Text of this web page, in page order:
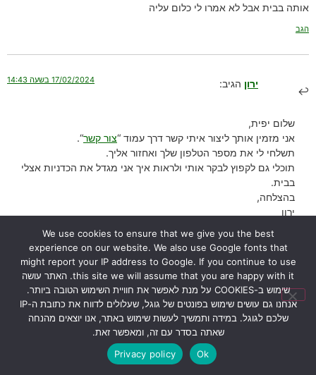
אותה בבית אבל לא אמרו לי כלום עליה
הגב
ירון הגיב: 17/02/2024 בשעה 14:43
שלום יפית,
אני מזמין אותך ליצור איתי קשר דרך עמוד “צור קשר“.
תשלחי לי את מספר הטלפון שלך ואחזור אליך.
תוכלי גם לקפוץ לבקר אותי ולראות איך אני מגדל את הכדניות אצלי
בבית.
בהצלחה,
ירון
אורי דרור הגיב:
שלי נראת טוב ומוציאה עלים חדשים, אבל בכל זאת הגבעול שעליו נוצרים
הכדים משחיר, והעלה עצמו נראה טוב
We use cookies to ensure that we give you the best
experience on our website. We also use Google fonts that
might report your IP address to Google. If you continue to use
this site we will assume that you are happy with it. האתר עושה
שימוש ב-COOKIES על מנת לאפשר את חוויית השימוש הטובה ביותר.
אנחנו גם עושים שימוש בפונטים של גוגל, שעלולים לדווח את כתובת ה-IP
שלכם לגוגל. במידה ותמשיך לעשות שימוש באתר, אנו יוצאים מהנחה
שאתה בסדר עם זה, ומאפשר זאת.
Ok
Privacy policy